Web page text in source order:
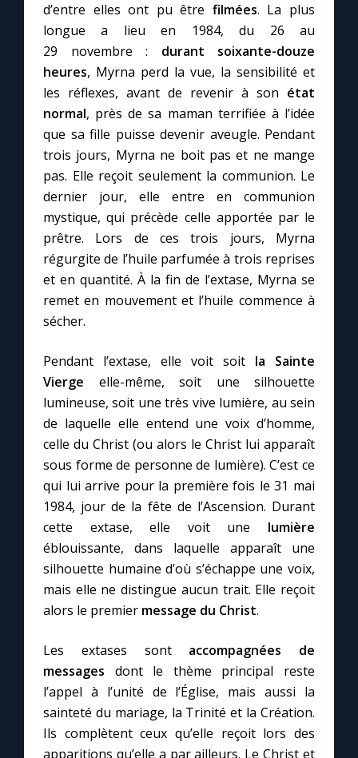
d’entre elles ont pu être filmées. La plus
longue a lieu en 1984, du 26 au
29 novembre : durant soixante-douze
heures, Myrna perd la vue, la sensibilité et
les réflexes, avant de revenir à son état
normal, près de sa maman terrifiée à l’idée
que sa fille puisse devenir aveugle. Pendant
trois jours, Myrna ne boit pas et ne mange
pas. Elle reçoit seulement la communion. Le
dernier jour, elle entre en communion
mystique, qui précède celle apportée par le
prêtre. Lors de ces trois jours, Myrna
régurgite de l’huile parfumée à trois reprises
et en quantité. À la fin de l’extase, Myrna se
remet en mouvement et l’huile commence à
sécher.
Pendant l’extase, elle voit soit la Sainte
Vierge elle-même, soit une silhouette
lumineuse, soit une très vive lumière, au sein
de laquelle elle entend une voix d’homme,
celle du Christ (ou alors le Christ lui apparaît
sous forme de personne de lumière). C’est ce
qui lui arrive pour la première fois le 31 mai
1984, jour de la fête de l’Ascension. Durant
cette extase, elle voit une lumière
éblouissante, dans laquelle apparaît une
silhouette humaine d’où s’échappe une voix,
mais elle ne distingue aucun trait. Elle reçoit
alors le premier message du Christ.
Les extases sont accompagnées de
messages dont le thème principal reste
l’appel à l’unité de l’Église, mais aussi la
sainteté du mariage, la Trinité et la Création.
Ils complètent ceux qu’elle reçoit lors des
apparitions qu’elle a par ailleurs. Le Christ et